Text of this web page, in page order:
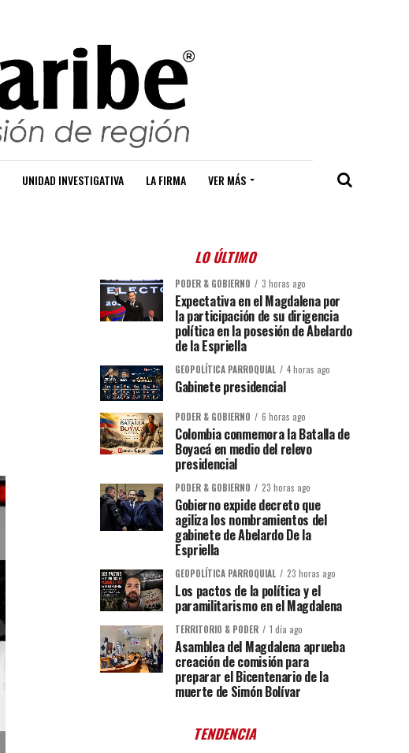
UNIDAD INVESTIGATIVA LA FIRMA VER MÁS
LO ÚLTIMO
PODER & GOBIERNO 3 horas ago
Expectativa en el Magdalena por
la participación de su dirigencia
política en la posesión de Abelardo
de la Espriella
GEOPOLÍTICA PARROQUIAL 4 horas ago
Gabinete presidencial
PODER & GOBIERNO 6 horas ago
Colombia conmemora la Batalla de
Boyacá en medio del relevo
presidencial
PODER & GOBIERNO 23 horas ago
Gobierno expide decreto que
agiliza los nombramientos del
gabinete de Abelardo De la
Espriella
GEOPOLÍTICA PARROQUIAL 23 horas ago
Los pactos de la política y el
paramilitarismo en el Magdalena
TERRITORIO & PODER 1 día ago
Asamblea del Magdalena aprueba
creación de comisión para
preparar el Bicentenario de la
muerte de Simón Bolívar
TENDENCIA